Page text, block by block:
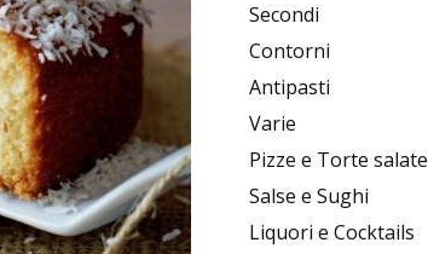
Secondi
Contorni
Antipasti
Varie
Pizze e Torte salate
Salse e Sughi
Liquori e Cocktails